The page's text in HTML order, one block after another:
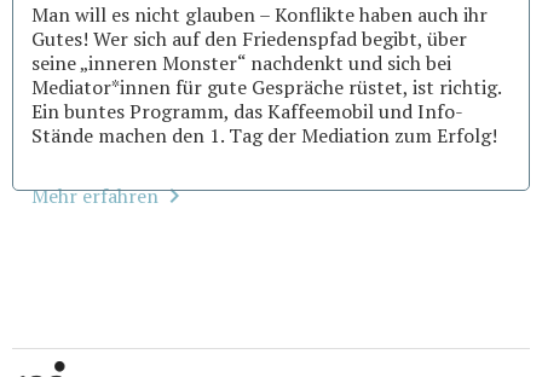
Man will es nicht glauben – Konflikte haben auch ihr
Gutes! Wer sich auf den Friedenspfad begibt, über
seine „inneren Monster“ nachdenkt und sich bei
Mediator*innen für gute Gespräche rüstet, ist richtig.
Ein buntes Programm, das Kaffeemobil und Info-
Stände machen den 1. Tag der Mediation zum Erfolg!
Mehr erfahren